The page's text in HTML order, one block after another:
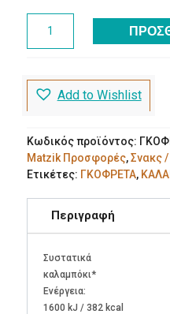
Καλαμποκιού
100g
ποσότητα
Add to Wishlist
Κωδικός προϊόντος:
Matzik Προσφορές,Σνακς
Ετικέτες: ΓΚΟΦΡΕΤΑ,
Περιγραφή
Συστατικά
καλαμπόκι*
Ενέργεια:
1600 kJ / 382 kcal